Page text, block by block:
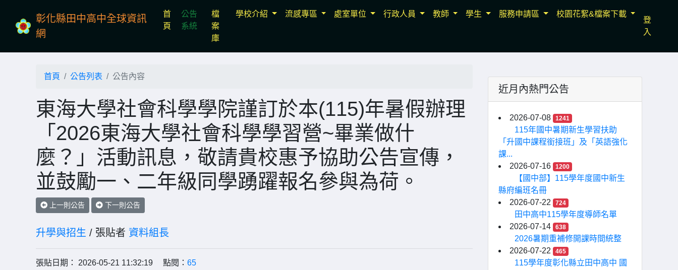
彰化縣田中高中全球資訊
網
首
頁 (current)
公告
系統
檔
案
庫
學校介紹 流感專區 處室單位 行政人員 教師 學生 服務申請區 校園花絮&檔案下載
登
入
首頁 公告列表 公告內容
東海大學社會科學學院謹訂於本(115)年暑假辦理
「2026東海大學社會科學學習營~畢業做什
麼？」活動訊息，敬請貴校惠予協助公告宣傳，
並鼓勵一、二年級同學踴躍報名參與為荷。
上一則公告 下一則公告
升學與招生 / 張貼者 資料組長
張貼日期： 2026-05-21 11:32:19 點閱： 65
近月內熱門公告
2026-07-08 1241
115年國中暑期新生學習扶助
「升國中課程銜接班」及「英語強化
課...
2026-07-16
1200
【國中部】115學年度國中新生
縣府編班名冊
2026-07-22
724
田中高中115學年度導師名單
2026-07-14
638
2026暑期重補修開課時間統整
2026-07-22
465
115學年度彰化縣立田中高中 國